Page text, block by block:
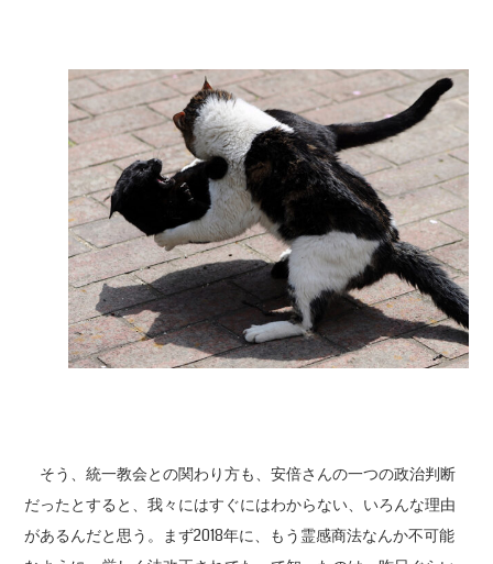
そう、統一教会との関わり方も、安倍さんの一つの政治判断
だったとすると、我々にはすぐにはわからない、いろんな理由
があるんだと思う。まず2018年に、もう霊感商法なんか不可能